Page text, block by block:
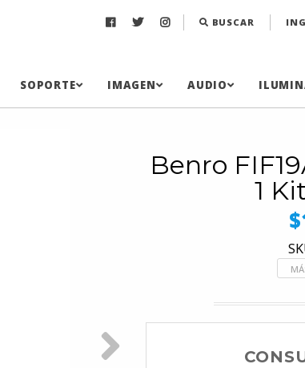
BUSCAR
SOPORTE IMAGEN AUDIO
Benro
1